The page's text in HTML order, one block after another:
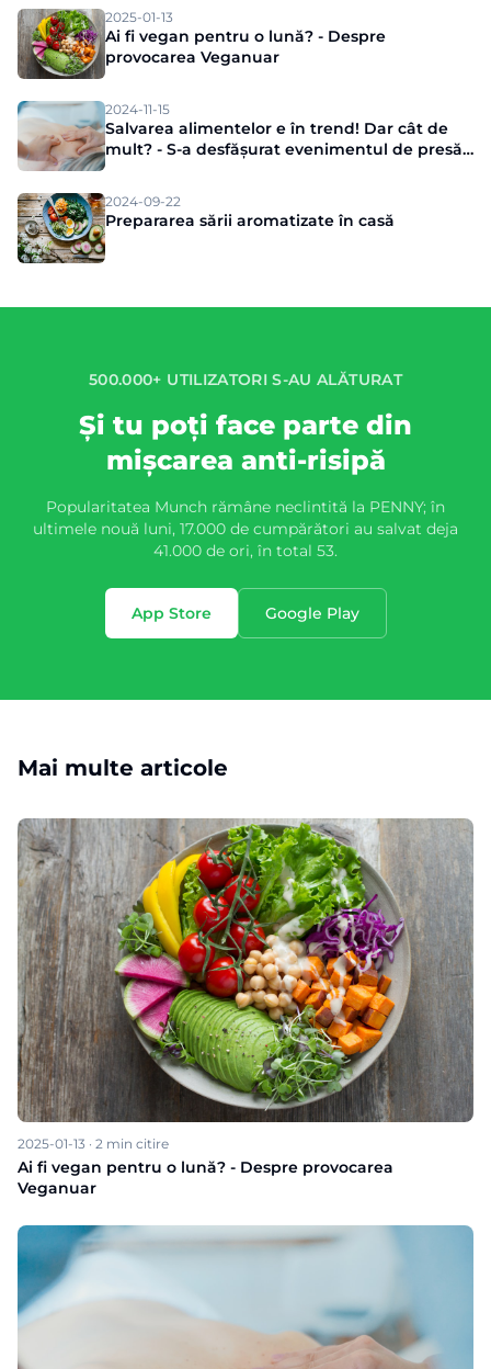
2025-01-13
Ai fi vegan pentru o lună? - Despre
provocarea Veganuar
2024-11-15
Salvarea alimentelor e în trend! Dar cât de
mult? - S-a desfășurat evenimentul de presă
2024-09-22
Prepararea sării aromatizate în casă
500.000+ UTILIZATORI S-AU ALĂTURAT
Și tu poți face parte din
mișcarea anti-risipă
Popularitatea Munch rămâne neclintită la PENNY; în
ultimele nouă luni, 17.000 de cumpărători au salvat deja
41.000 de ori, în total 53.
App Store Google Play
Mai multe articole
2025-01-13 · 2 min citire
Ai fi vegan pentru o lună? - Despre provocarea
Veganuar